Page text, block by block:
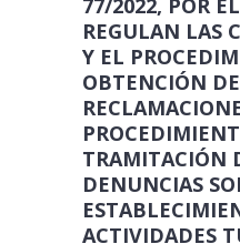
77/2022, POR
REGULAN LAS
Y EL
OBTENCIÓN
TRAMITACIÓN
DENUNCIAS
ACTIVIDADES